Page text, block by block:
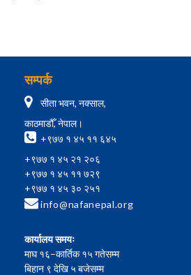
सम्पर्क
सीता भवन, नक्साल,
काठमाडौँ, नेपाल।
+९७७ १ ४५ ११ ६४५
+९७७ १ ४५ २१ २०६
+९७७ १ ४५ ११ ७२९
+९७७ १ ४५ ३० २५१
info@nafanepal.org
कार्यालय समयः
माघ १६–कार्तिक १५ गतेसम्म
बिहान ९ देखि ५ बजेसम्म